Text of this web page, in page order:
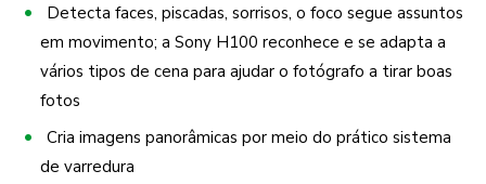
Detecta faces, piscadas, sorrisos, o foco segue assuntos
em movimento; a Sony H100 reconhece e se adapta a
vários tipos de cena para ajudar o fotógrafo a tirar boas
fotos
Cria imagens panorâmicas por meio do prático sistema
de varredura